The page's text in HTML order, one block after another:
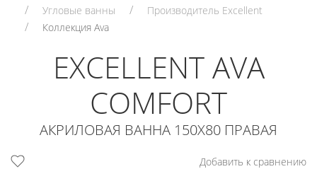
Угловые ванны
Производитель Excellent
Коллекция Ava
EXCELLENT AVA
COMFORT
АКРИЛОВАЯ ВАННА 150X80 ПРАВАЯ
Добавить к сравнению